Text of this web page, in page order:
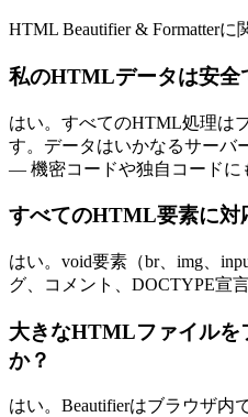
HTML Beautifier & Formatterに
私のHTMLデータは安全
はい。すべてのHTML処理は
す。データはいかなるサーバ
— 機密コードや独自コードに
すべてのHTML要素に対
はい。void要素（br、img、
グ、コメント、DOCTYPE宣
大きなHTMLファイルを
か？
はい。Beautifierはブラウザ内